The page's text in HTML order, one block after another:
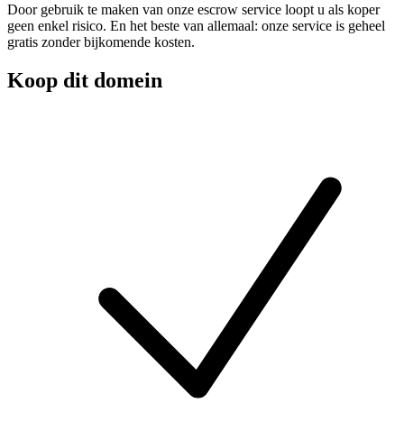
Door gebruik te maken van onze escrow service loopt u als koper
geen enkel risico. En het beste van allemaal: onze service is geheel
gratis zonder bijkomende kosten.
Koop dit domein